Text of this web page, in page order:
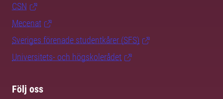
CSN
Mecenat
Sveriges förenade studentkårer (SFS)
Universitets- och högskolerådet
Följ oss